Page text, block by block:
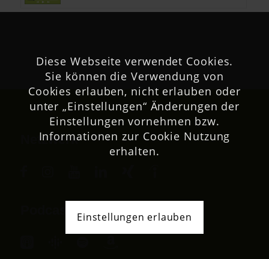
Netzwerk
Diese Webseite verwendet Cookies.
Sie können die Verwendung von
Cookies erlauben, nicht erlauben oder
unter „Einstellungen“ Änderungen der
Einstellungen vornehmen bzw.
Informationen zur Cookie Nutzung
erhalten.
Einstellungen erlauben